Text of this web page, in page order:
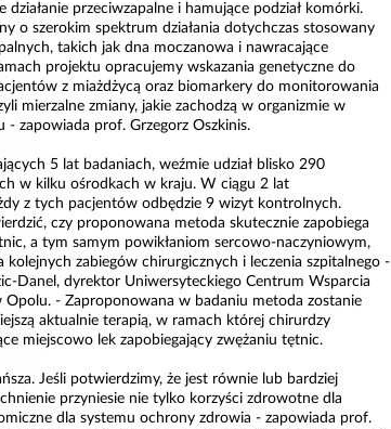
przeciwzapalne i hamujące podział komórki.
o szerokim spektrum działania dotychczas stosowany
takich jak dna moczanowa i nawracające
projektu opracujemy wskazania genetyczne do
z miażdżycą oraz biomarkery do monitorowania
mierzalne zmiany, jakie zachodzą w organizmie w
- zapowiada prof. Grzegorz Oszkinis.
5 lat badaniach, weźmie udział blisko 290
w kilku ośrodkach w kraju. W ciągu 2 lat
z tych pacjentów odbędzie 9 wizyt kontrolnych.
czy proponowana metoda skutecznie zapobiega
a tym samym powikłaniom sercowo-naczyniowym,
kolejnych zabiegów chirurgicznych i leczenia szpitalnego -
Danel, dyrektor Uniwersyteckiego Centrum Wsparcia
Opolu. - Zaproponowana w badaniu metoda zostanie
aktualnie terapią, w ramach której chirurdzy
miejscowo lek zapobiegający zwężaniu tętnic.
Jeśli potwierdzimy, że jest równie lub bardziej
przyniesie nie tylko korzyści zdrowotne dla
dla systemu ochrony zdrowia - zapowiada prof.